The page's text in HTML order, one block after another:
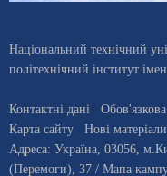
Національний технічний
політехнічний інститут
Контактні дані
Карта сайту
Нові матеріали
Адреса: Україна 03056 , м.
(Перемоги), 37 / Мапа